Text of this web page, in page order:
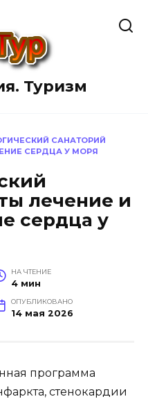
Туризм
САНАТОРИЙ
СЕРДЦА У МОРЯ
лечение и
сердца у
НА ЧТЕНИЕ
4 мин
ОПУБЛИКОВАНО
14 мая 2026
программа
стенокардии